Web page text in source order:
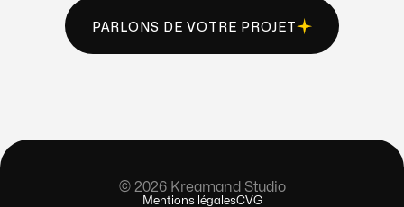
PARLONS DE VOTRE PROJET
© 2026 Kreamand Studio
Mentions légalesCVG